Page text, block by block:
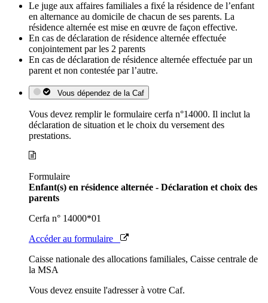
Le juge aux affaires familiales a fixé la résidence de l’enfant
en alternance au domicile de chacun de ses parents. La
résidence alternée est mise en œuvre de façon effective.
En cas de déclaration de résidence alternée effectuée
conjointement par les 2 parents
En cas de déclaration de résidence alternée effectuée par un
parent et non contestée par l’autre.
Vous dépendez de la Caf
Vous devez remplir le formulaire cerfa n°14000. Il inclut la
déclaration de situation et le choix du versement des
prestations.
Formulaire
Enfant(s) en résidence alternée - Déclaration et choix des
parents
Cerfa n° 14000*01
Accéder au formulaire
Caisse nationale des allocations familiales, Caisse centrale de
la MSA
Vous devez ensuite l'adresser à votre Caf.